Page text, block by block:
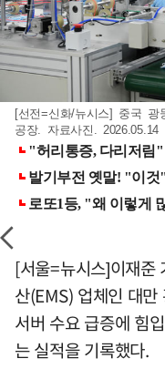
[선전=신화/뉴시스] 중국
공장. 자료사진. 2026.05.14
[서울=뉴시스]이재준
산(EMS) 업체인 대
서버 수요 급증에 힘
는 실적을 기록했다.